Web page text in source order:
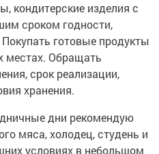
кондитерские изделия с
сроком годности,
готовые продукты
местах. Обращать
срок реализации,
хранения.
дни рекомендую
мяса, холодец, студень и
условиях в небольшом